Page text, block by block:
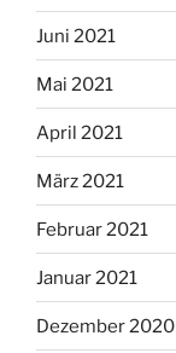
Juni 2021
Mai 2021
April 2021
März 2021
Februar 2021
Januar 2021
Dezember 2020